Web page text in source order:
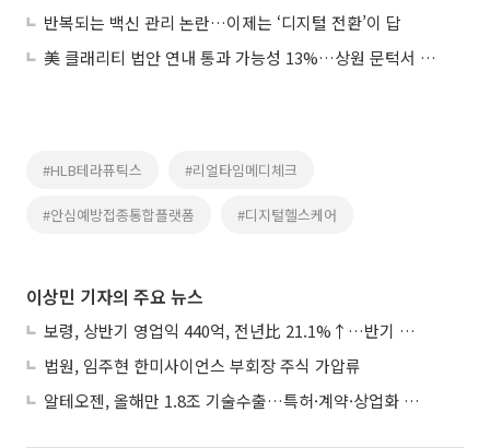
반복되는 백신 관리 논란…이제는 ‘디지털 전환’이 답
美 클래리티 법안 연내 통과 가능성 13%…상원 문턱서 제동
#HLB테라퓨틱스 #리얼타임메디체크
#안심예방접종통합플랫폼 #디지털헬스케어
이상민 기자의 주요 뉴스
보령, 상반기 영업익 440억, 전년比 21.1%↑…반기 역대 최대
법원, 임주현 한미사이언스 부회장 주식 가압류
알테오젠, 올해만 1.8조 기술수출…특허·계약·상업화 ‘삼박자’